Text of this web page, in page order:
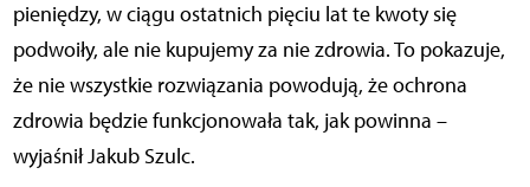
pieniędzy, w ciągu ostatnich pięciu lat te kwoty się
podwoiły, ale nie kupujemy za nie zdrowia. To pokazuje,
że nie wszystkie rozwiązania powodują, że ochrona
zdrowia będzie funkcjonowała tak, jak powinna –
wyjaśnił Jakub Szulc.